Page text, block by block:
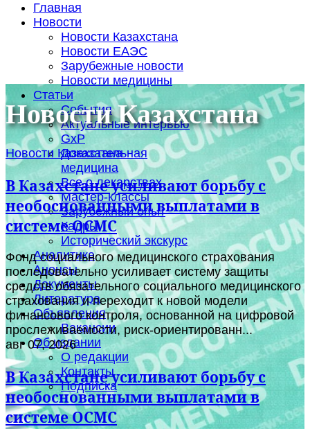
Главная
Новости
Новости Казахстана
Новости ЕАЭС
Зарубежные новости
Новости медицины
Статьи
События
Актуальные интервью
GxP
Доказательная
медицина
Все о лекарствах
Мастер-классы
Зарубежный опыт
Кадры
Исторический экскурс
Аналитика
Анонсы
Документы
Литература
Объявления
Вакансии
Об издании
О редакции
Контакты
Подписка
Новости Казахстана
Новости Казахстана
В Казахстане усиливают борьбу с
необоснованными выплатами в
системе ОСМС
Фонд социального медицинского страхования
последовательно усиливает систему защиты
средств обязательного социального медицинского
страхования и переходит к новой модели
финансового контроля, основанной на цифровой
прослеживаемости, риск-ориентированн...
авг 07, 2026
В Казахстане усиливают борьбу с
необоснованными выплатами в
системе ОСМС